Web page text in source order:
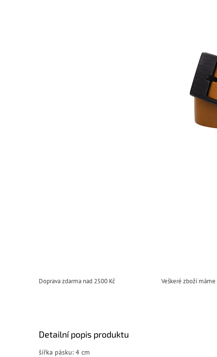
Doprava zdarma nad 2500 Kč Veškeré zboží
Detailní popis produktu
šířka pásku: 4 cm